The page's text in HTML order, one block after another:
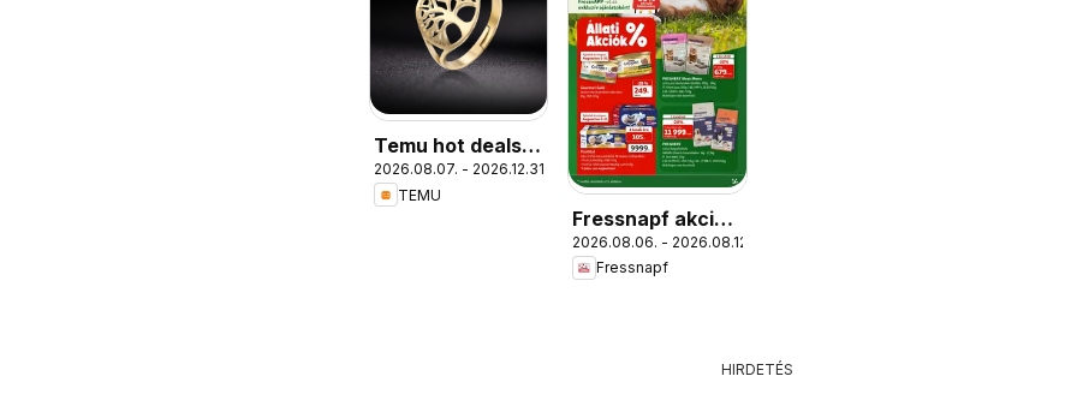
Temu hot deals –
Hungary
2026.08.07. - 2026.12.31.
TEMU
Fressnapf akciós
újság
2026.08.06. - 2026.08.12.
Fressnapf
HIRDETÉS